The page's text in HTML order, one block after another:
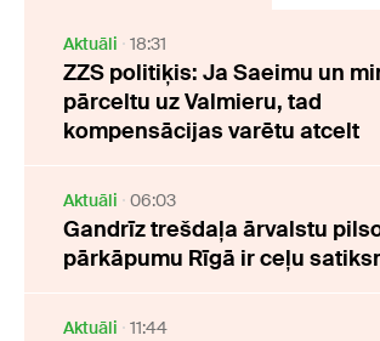
Aktuāli 18:31
ZZS politiķis: Ja Saeimu un
pārceltu uz Valmieru, tad
kompensācijas varētu atcelt
Aktuāli 06:03
Gandrīz trešdaļa ārvalstu
pārkāpumu Rīgā ir ceļu
Aktuāli 11:44